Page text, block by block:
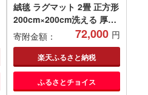
絨毯 ラグマット 2畳 正方形
200cm×200cm洗える 厚手
カーペット ホットカーペッ
トカバー こたつ 暖か 冬 お
しゃれ 高級 金華山織 キャ
ニオン ベージュ 三和シール
工業株式会社
寄附金額： 72,000 円
楽天ふるさと納税
ふるさとチョイス